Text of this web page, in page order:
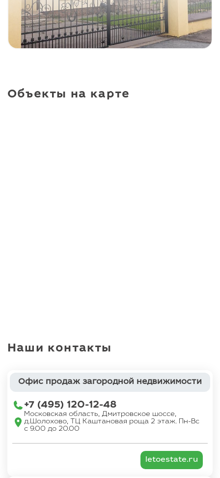
Объекты на карте
Наши контакты
Офис продаж загородной недвижимости
+7 (495) 120-12-48
Московская область, Дмитровское шоссе,
д.Шолохово, ТЦ Каштановая роща 2 этаж. Пн-Вс
с 9.00 до 20.00
letoestate.ru